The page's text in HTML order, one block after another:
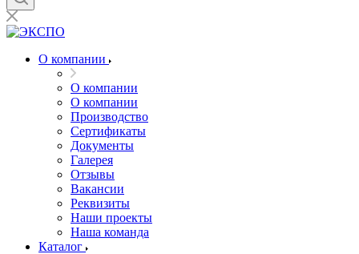
О компании
О компании
О компании
Производство
Сертификаты
Документы
Галерея
Отзывы
Вакансии
Реквизиты
Наши проекты
Наша команда
Каталог